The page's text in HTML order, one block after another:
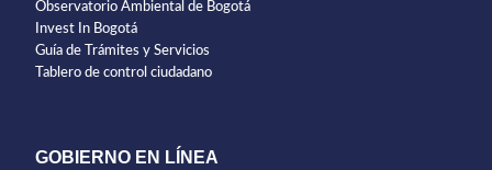
Observatorio Ambiental de Bogotá
Invest In Bogotá
Guía de Trámites y Servicios
Tablero de control ciudadano
GOBIERNO EN LÍNEA